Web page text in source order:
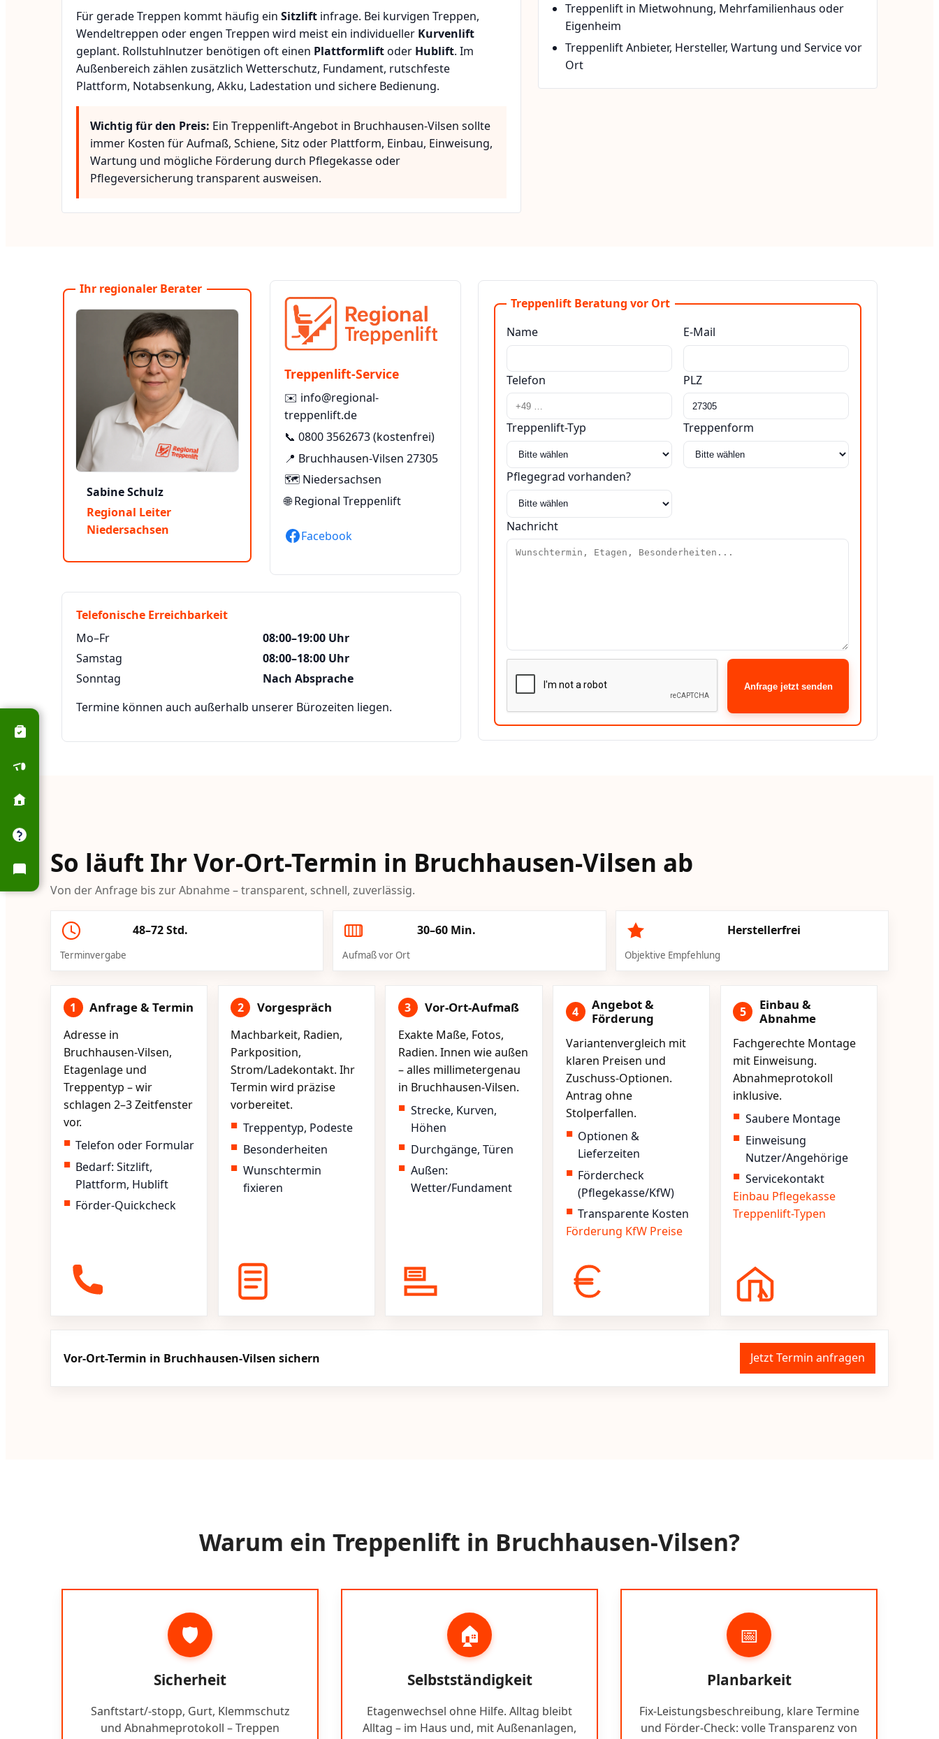
Für gerade Treppen kommt häufig ein Sitzlift infrage. Bei kurvigen Treppen,
Wendeltreppen oder engen Treppen wird meist ein individueller Kurvenlift
geplant. Rollstuhlnutzer benötigen oft einen Plattformliftoder Hublift. Im
Außenbereich zählen zusätzlich Wetterschutz, Fundament, rutschfeste
Plattform, Notabsenkung, Akku, Ladestation und sichere Bedienung.
Wichtig für den Preis: Ein Treppenlift-Angebot in Bruchhausen-Vilsen sollte
immer Kosten für Aufmaß, Schiene, Sitz oder Plattform, Einbau, Einweisung,
Wartung und mögliche Förderung durch Pflegekasse oder
Pflegeversicherung transparent ausweisen.
Treppenlift in Mietwohnung, Mehrfamilienhaus oder
Eigenheim
Treppenlift Anbieter, Hersteller, Wartung und Service vor
Ort
Ihr regionaler Berater
Sabine Schulz
Regional Leiter
Niedersachsen
Treppenlift-Service
✉️ info@regional-
treppenlift.de
📞 0800 3562673(kostenfrei)
📍 Bruchhausen-Vilsen 27305
🗺️ Niedersachsen
🌐Regional Treppenlift
Facebook
Telefonische Erreichbarkeit
Mo–Fr
08:00–19:00 Uhr
Samstag
08:00–18:00 Uhr
Sonntag
Nach Absprache
Termine können auch außerhalb unserer Bürozeiten liegen.
Treppenlift Beratung vor Ort
Name
E-Mail
Telefon PLZ
Treppenlift-Typ Treppenform
Pflegegrad vorhanden?
Nachricht
Anfrage jetzt senden
So läuft Ihr Vor-Ort-Termin in Bruchhausen-Vilsen ab
Von der Anfrage bis zur Abnahme – transparent, schnell, zuverlässig.
48–72 Std.
Terminvergabe
30–60 Min.
Aufmaß vor Ort
Herstellerfrei
Objektive Empfehlung
1 Anfrage & Termin
Adresse in
Bruchhausen-Vilsen,
Etagenlage und
Treppentyp – wir
schlagen 2–3 Zeitfenster
vor.
Telefon oder Formular
Bedarf: Sitzlift,
Plattform, Hublift
Förder-Quickcheck
2 Vorgespräch
Machbarkeit, Radien,
Parkposition,
Strom/Ladekontakt. Ihr
Termin wird präzise
vorbereitet.
Treppentyp, Podeste
Besonderheiten
Wunschtermin
fixieren
3 Vor-Ort-Aufmaß
Exakte Maße, Fotos,
Radien. Innen wie außen
– alles millimetergenau
in Bruchhausen-Vilsen.
Strecke, Kurven,
Höhen
Durchgänge, Türen
Außen:
Wetter/Fundament
4
Angebot &
Förderung
Variantenvergleich mit
klaren Preisen und
Zuschuss-Optionen.
Antrag ohne
Stolperfallen.
Optionen &
Lieferzeiten
Fördercheck
(Pflegekasse/KfW)
Transparente Kosten
Förderung KfW Preise
5
Einbau &
Abnahme
Fachgerechte Montage
mit Einweisung.
Abnahmeprotokoll
inklusive.
Saubere Montage
Einweisung
Nutzer/Angehörige
Servicekontakt
Einbau Pflegekasse
Treppenlift-Typen
Vor-Ort-Termin in Bruchhausen-Vilsen sichern Jetzt Termin anfragen
Warum ein Treppenlift in Bruchhausen-Vilsen?
🛡️
Sicherheit
Sanftstart/-stopp, Gurt, Klemmschutz
und Abnahmeprotokoll – Treppen
🏠
Selbstständigkeit
Etagenwechsel ohne Hilfe. Alltag bleibt
Alltag – im Haus und, mit Außenanlagen,
📅
Planbarkeit
Fix-Leistungsbeschreibung, klare Termine
und Förder-Check: volle Transparenz von